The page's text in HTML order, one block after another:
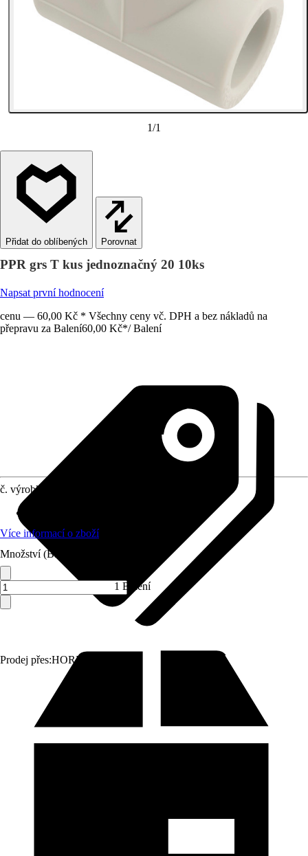
1/1
Porovnat
PPR grs T kus jednoznačný 20 10ks
Napsat první hodnocení
cenu — 60,00 Kč * Všechny ceny vč. DPH a bez nákladů na
přepravu za Balení60,00 Kč*/ Balení
Prodej přes:HORNBACH
č. výrobku
Více informací o zboží
Množství (Balení)
1 Balení